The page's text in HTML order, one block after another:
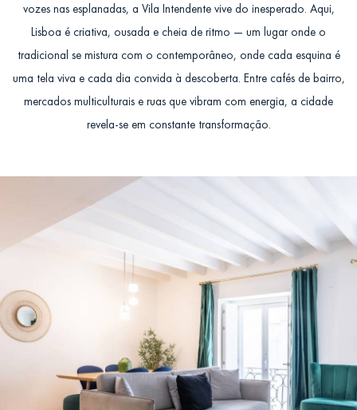
vozes nas esplanadas, a Vila Intendente vive do inesperado. Aqui,
Lisboa é criativa, ousada e cheia de ritmo — um lugar onde o
tradicional se mistura com o contemporâneo, onde cada esquina é
uma tela viva e cada dia convida à descoberta. Entre cafés de bairro,
mercados multiculturais e ruas que vibram com energia, a cidade
revela-se em constante transformação.